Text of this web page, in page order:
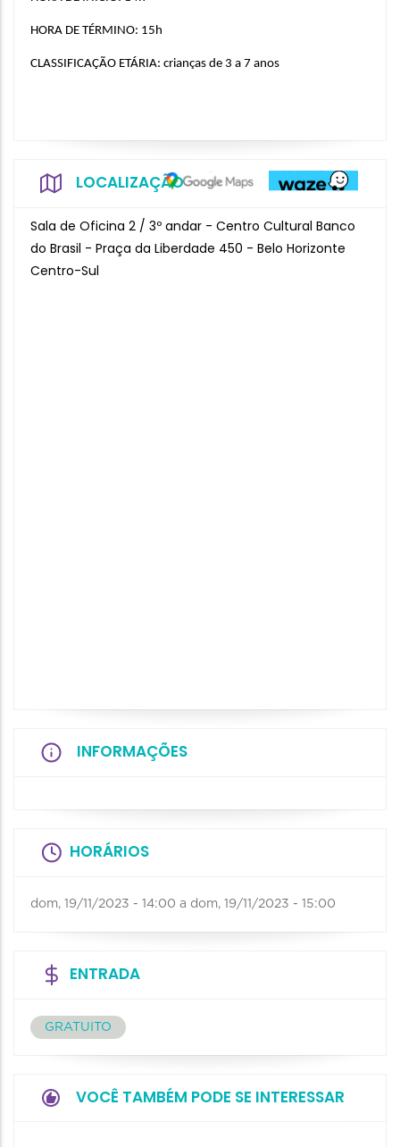
HORA DE TÉRMINO: 15h
CLASSIFICAÇÃO ETÁRIA: crianças de 3 a 7 anos
LOCALIZAÇÃO
Sala de Oficina 2 / 3º andar - Centro Cultural Banco
do Brasil - Praça da Liberdade 450 - Belo Horizonte
Centro-Sul
INFORMAÇÕES
HORÁRIOS
dom, 19/11/2023 - 14:00 a dom, 19/11/2023 - 15:00
ENTRADA
GRATUITO
VOCÊ TAMBÉM PODE SE INTERESSAR